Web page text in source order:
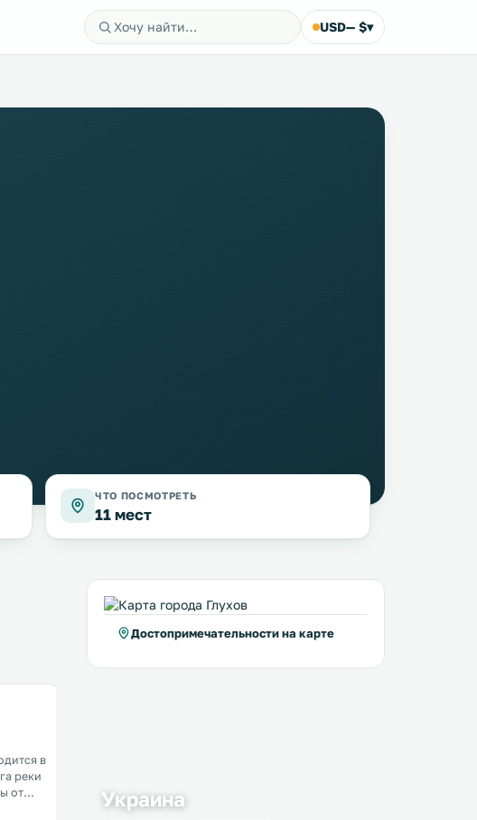
USD— $▾
ЧТО ПОСМОТРЕТЬ
11 мест
в
реки
от
в центре города Рыльск. Гости
могут воспользоваться
Достопримечательности на карте
Украина